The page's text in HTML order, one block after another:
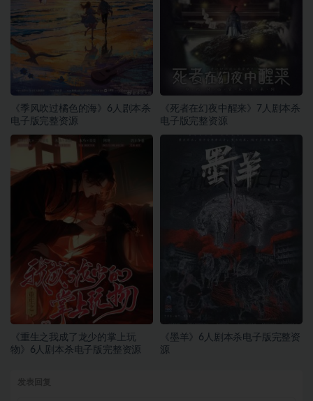
《季风吹过橘色的海》6人剧本杀
电子版完整资源
《死者在幻夜中醒来》7人剧本杀
电子版完整资源
《重生之我成了龙少的掌上玩
物》6人剧本杀电子版完整资源
《墨羊》6人剧本杀电子版完整资
源